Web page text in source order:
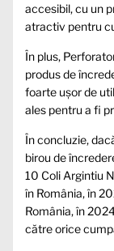
accesibil, cu un
atractiv pentru
În plus,
produs de
foarte ușor de
ales pentru a fi
În concluzie,
birou de
10 Coli Argintiu
în România, în
România, în
către orice